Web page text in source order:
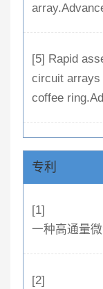
[5] Rapid
circuit arrays
coffee
专利
[1]
一种高通量
[2]